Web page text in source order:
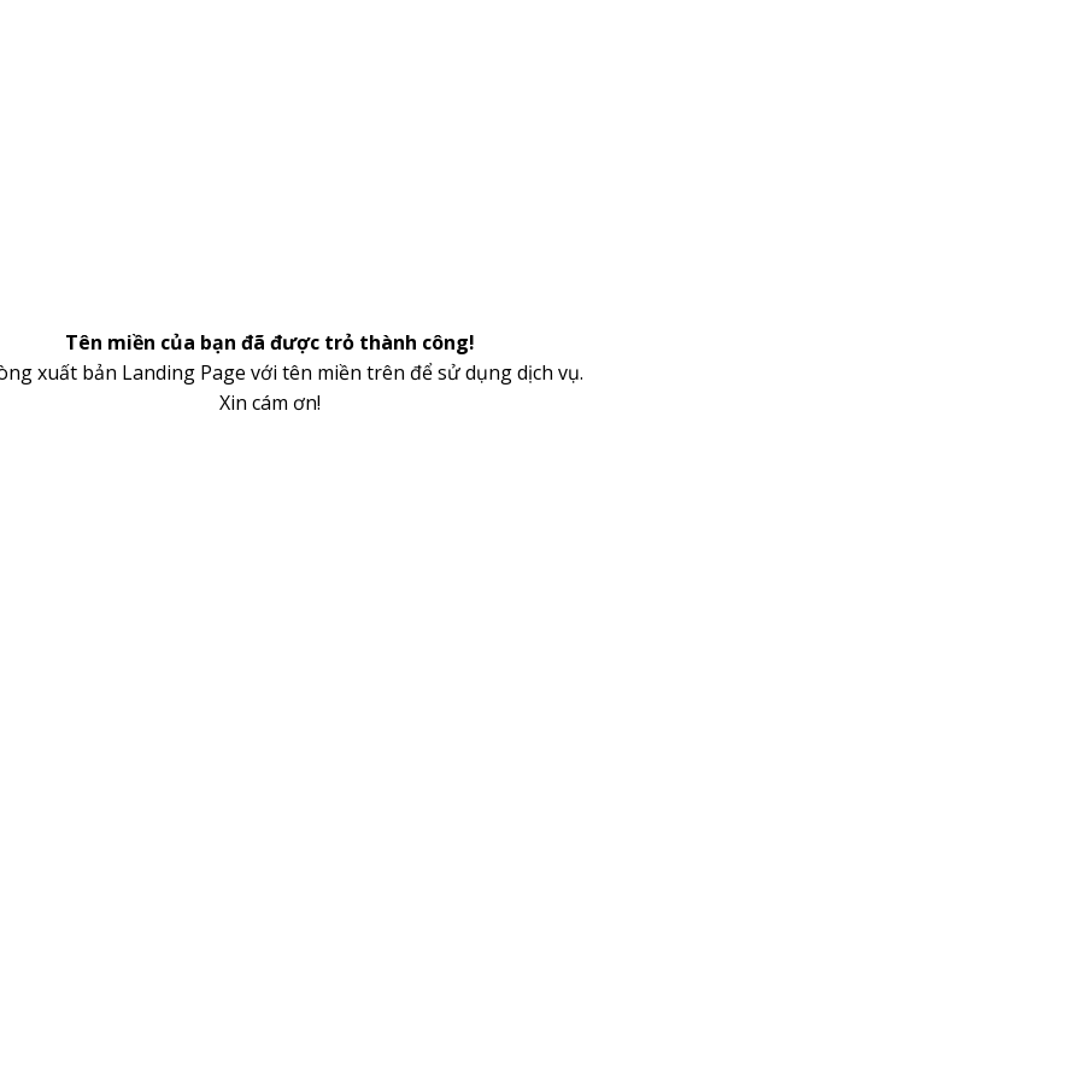
Tên miền của bạn đã được trỏ thành công!
xuất bản Landing Page với tên miền trên để sử dụng dịch vụ.
Xin cám ơn!